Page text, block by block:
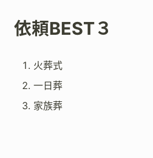
依頼BEST３
火葬式
一日葬
家族葬